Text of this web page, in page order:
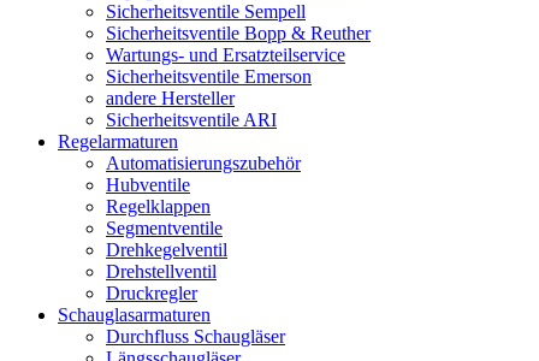
Sicherheitsventile Sempell
Sicherheitsventile Bopp & Reuther
Wartungs- und Ersatzteilservice
Sicherheitsventile Emerson
andere Hersteller
Sicherheitsventile ARI
Regelarmaturen
Automatisierungszubehör
Hubventile
Regelklappen
Segmentventile
Drehkegelventil
Drehstellventil
Druckregler
Schauglas­armaturen
Durchfluss Schaugläser